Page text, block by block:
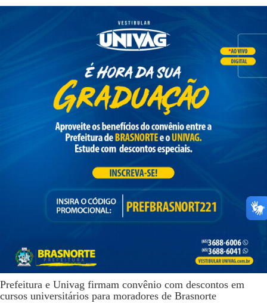
Prefeitura e Univag firmam convênio com descontos em
cursos universitários para moradores de Brasnorte